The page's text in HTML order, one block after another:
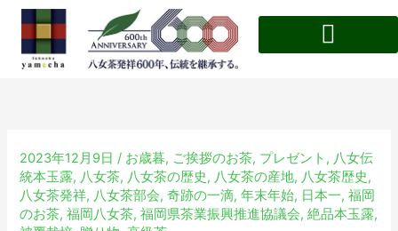
2023年12月9日 / お歳暮, ご挨拶のお茶, プレゼント , 八女伝
統本玉露, 八女茶, 八女茶の歴史, 八女茶の産地, 八女茶歴史,
八女茶発祥, 八女茶部会,奇跡の一滴,年末年始, 日本一,福岡
のお茶,福岡八女茶,福岡県茶業振興推進協議会,絶品本玉露,